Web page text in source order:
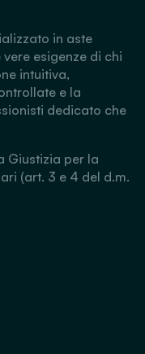
in aste
esigenze di chi
intuitiva,
e la
dedicato che
Giustizia per la
(art. 3 e 4 del d.m.